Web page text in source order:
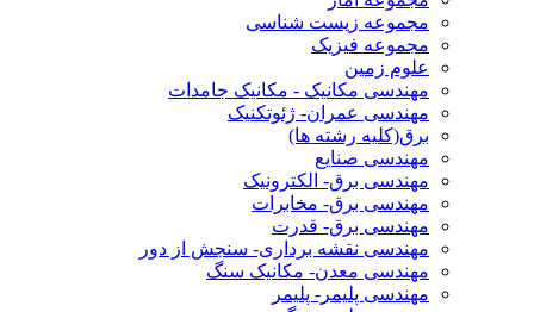
مجموعه زیست شناسی
مجموعه فیزیک
علوم زمین
مهندسی مکانیک - مکانیک جامدات
مهندسی عمران- ژئوتکنیک
برق(کلیه رشته ها)
مهندسی صنایع
مهندسی برق- الکترونیک
مهندسی برق- مخابرات
مهندسی برق- قدرت
مهندسی نقشه برداری- سنجش از دور
مهندسی معدن- مکانیک سنگ
مهندسی پلیمر- پلیمر